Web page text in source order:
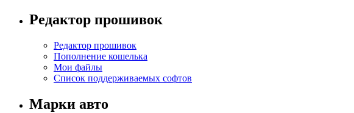
Редактор прошивок
Редактор прошивок
Пополнение кошелька
Мои файлы
Список поддерживаемых софтов
Марки авто